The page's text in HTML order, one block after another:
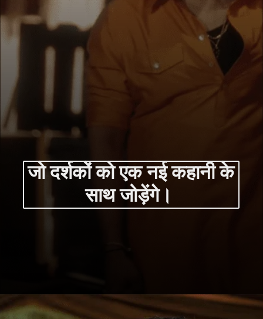
जो दर्शकों को एक नई कहानी के
साथ जोड़ेंगे।